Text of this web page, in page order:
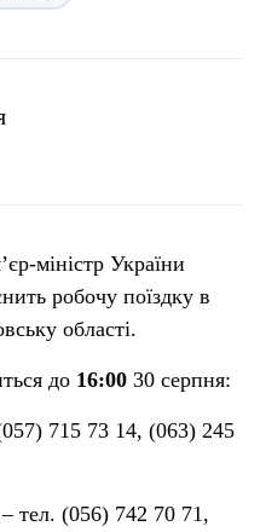
міністр України
робочу поїздку в
області.
до 16:00 30 серпня:
715 73 14, (063) 245
тел. (056) 742 70 71,